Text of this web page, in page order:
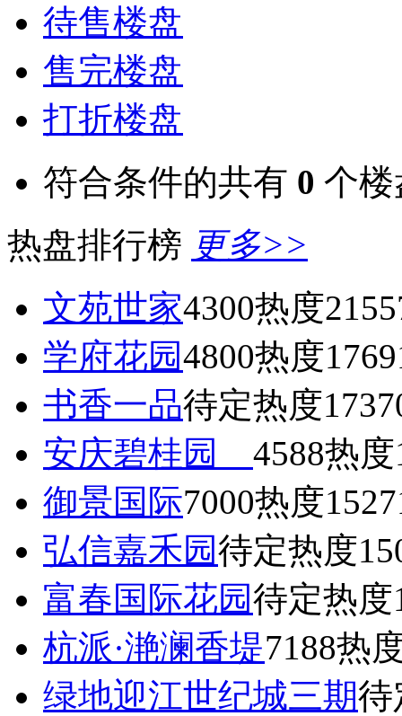
待售楼盘
售完楼盘
打折楼盘
符合条件的共有 0 个楼
热盘排行榜 更多>>
文苑世家4300热度
学府花园4800热度
书香一品待定热度
安庆碧桂园 4588热度
御景国际7000热度
弘信嘉禾园待定热度
富春国际花园待定热度
杭派·滟澜香堤7188热
绿地迎江世纪城三期待